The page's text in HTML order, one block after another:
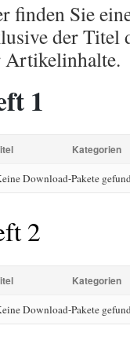
finden Sie
der Titel
Artikelinhalte.
1
Kategorien
Download-Pakete
2
Kategorien
Download-Pakete